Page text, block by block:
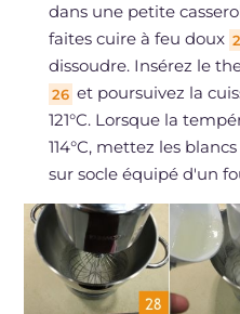
dans une petite
faites cuire à feu doux
dissoudre. Insérez le
26 et poursuivez la
121°C. Lorsque la
114°C, mettez les
sur socle équipé d'un